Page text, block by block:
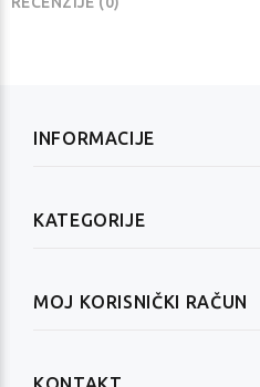
INFORMACIJE
KATEGORIJE
MOJ KORISNIČKI RAČUN